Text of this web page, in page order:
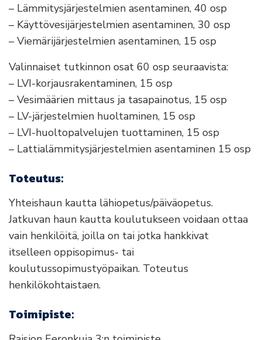
– Lämmitysjärjestelmien asentaminen, 40 osp
– Käyttövesijärjestelmien asentaminen, 30 osp
– Viemärijärjestelmien asentaminen, 15 osp
Valinnaiset tutkinnon osat 60 osp seuraavista:
– LVI-korjausrakentaminen, 15 osp
– Vesimäärien mittaus ja tasapainotus, 15 osp
– LV-järjestelmien huoltaminen, 15 osp
– LVI-huoltopalvelujen tuottaminen, 15 osp
– Lattialämmitysjärjestelmien asentaminen 15 osp
Toteutus:
Yhteishaun kautta lähiopetus/päiväopetus.
Jatkuvan haun kautta koulutukseen voidaan ottaa
vain henkilöitä, joilla on tai jotka hankkivat
itselleen oppisopimus- tai
koulutussopimustyöpaikan. Toteutus
henkilökohtaistaen.
Toimipiste: